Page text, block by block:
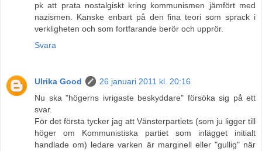
pk att prata nostalgiskt kring kommunismen jämfört med
nazismen. Kanske enbart på den fina teori som sprack i
verkligheten och som fortfarande berör och upprör.
Svara
Ulrika Good
26 januari 2011 kl. 20:16
Nu ska "högerns ivrigaste beskyddare" försöka sig på ett
svar.
För det första tycker jag att Vänsterpartiets (som ju ligger till
höger om Kommunistiska partiet som inlägget initialt
handlade om) ledare varken är marginell eller "gullig" när